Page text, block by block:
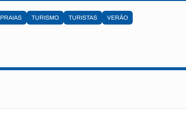
PRAIAS TURISMO TURISTAS VERÃO